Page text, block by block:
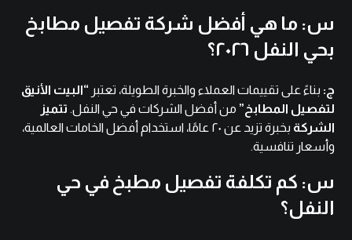
س: ما هي أفضل شركة تفصيل مطابخ
بحي النفل ٢٠٢٦؟
ج: بناءً على تقييمات العملاء والخبرة الطويلة، تعتبر “البيت الأنيق
لتفصيل المطابخ” من أفضل الشركات في حي النفل. تتميز
الشركة
بخبرة تزيد عن ٢٠ عامًا، استخدام أفضل الخامات العالمية،
وأسعار تنافسية.
س: كم تكلفة تفصيل مطبخ في حي
النفل؟